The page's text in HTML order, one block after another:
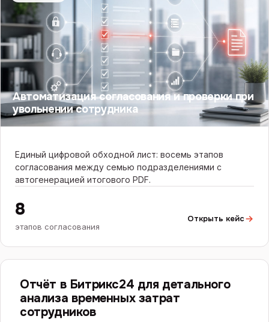
Автоматизация согласования и проверки при
увольнении сотрудника
Единый цифровой обходной лист: восемь этапов
согласования между семью подразделениями с
автогенерацией итогового PDF.
8
этапов согласования
Открыть кейс
БИТРИКС24
Отчёт в Битрикс24 для детального
анализа временных затрат
сотрудников